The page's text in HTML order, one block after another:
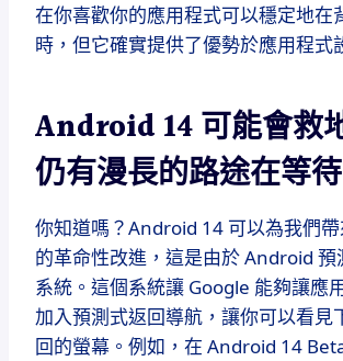
在你喜歡你的應用程式可以穩定地在
時，但它確實提供了優勢於應用程式
Android 14 可能會救
仍有漫長的路途在等待
你知道嗎？Android 14 可以為我們
的革命性改進，這是由於 Android 預
系統。這個系統讓 Google 能夠讓應
加入預測式返回導航，讓你可以看見
回的螢幕。例如，在 Android 14